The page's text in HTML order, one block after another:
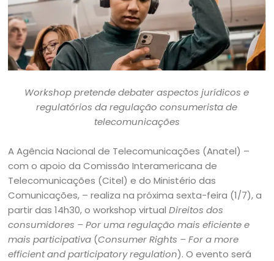
Workshop pretende debater aspectos jurídicos e
regulatórios da regulação consumerista de
telecomunicações
A Agência Nacional de Telecomunicações (Anatel) –
com o apoio da Comissão Interamericana de
Telecomunicações (Citel) e do Ministério das
Comunicações, – realiza na próxima sexta-feira (1/7), a
partir das 14h30, o workshop virtualDireitos dos
consumidores – Por uma regulação mais eficiente e
mais participativa (Consumer Rights – For a more
efficient and participatory regulation). O evento será